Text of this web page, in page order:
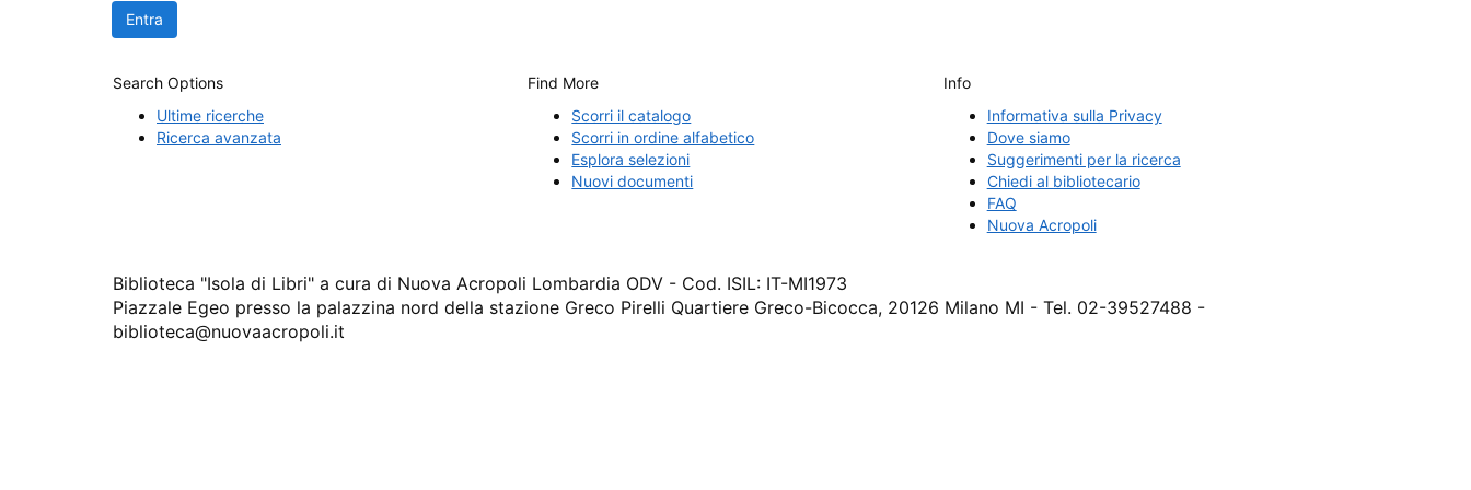
Search Options
Ultime ricerche
Ricerca avanzata
Find More
Scorri il catalogo
Scorri in ordine alfabetico
Esplora selezioni
Nuovi documenti
Info
Informativa sulla Privacy
Dove siamo
Suggerimenti per la ricerca
Chiedi al bibliotecario
FAQ
Nuova Acropoli
Biblioteca "Isola di Libri" a cura di Nuova Acropoli Lombardia ODV - Cod. ISIL: IT-MI1973
Piazzale Egeo presso la palazzina nord della stazione Greco Pirelli Quartiere Greco-Bicocca, 20126 Milano MI - Tel. 02-39527488 -
biblioteca@nuovaacropoli.it